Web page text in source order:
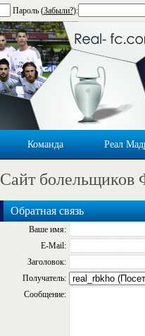
Пароль (Забыли?):
Команда Реал
Cайт болельщиков
Обратная связь
Ваше имя:
E-Mail:
Заголовок:
Получатель:
Сообщение: